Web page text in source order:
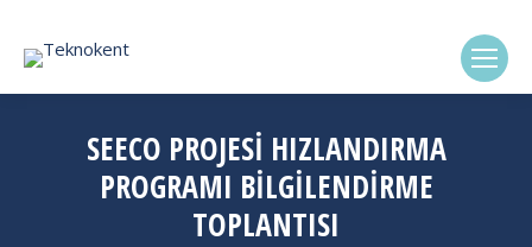
SEECO PROJESI HIZLANDIRMA
PROGRAMI BILGILENDIRME
TOPLANTISI